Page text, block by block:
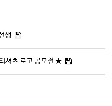
생
셔츠 로고 공모전 ★